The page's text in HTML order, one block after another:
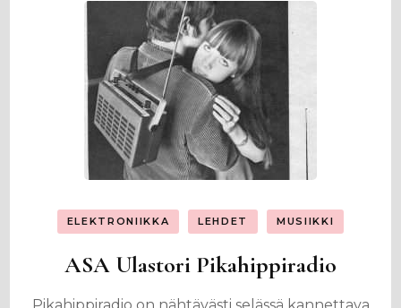
ELEKTRONIIKKA LEHDET MUSIIKKI
ASA Ulastori Pikahippiradio